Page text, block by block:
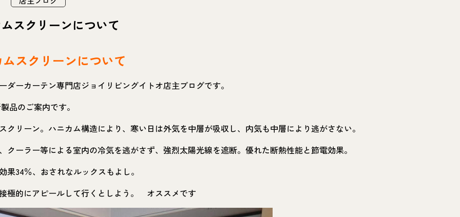
スクリーンについて
スクリーンについて
ダーカーテン専門店ジョイリビングイトオ店主ブログです。
品のご案内です。
クリーン。ハニカム構造により、寒い日は外気を中層が吸収し、内気も中層により逃がさない。
クーラー等による室内の冷気を逃がさず、強烈太陽光線を遮断。優れた断熱性能と節電効果。
果34％、おされなルックスもよし。
極的にアピールして行くとしよう。 オススメです